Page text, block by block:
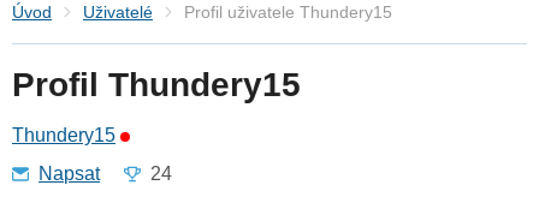
Úvod Uživatelé Profil uživatele Thundery15
Profil Thundery15
Thundery15
Napsat
24